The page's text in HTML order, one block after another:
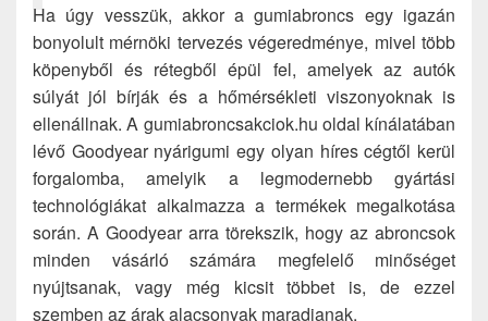
Ha úgy vesszük, akkor a gumiabroncs egy igazán
bonyolult mérnöki tervezés végeredménye, mivel több
köpenyből és rétegből épül fel, amelyek az autók
súlyát jól bírják és a hőmérsékleti viszonyoknak is
ellenállnak. A gumiabroncsakciok.hu oldal kínálatában
lévő Goodyear nyárigumi egy olyan híres cégtől kerül
forgalomba, amelyik a legmodernebb gyártási
technológiákat alkalmazza a termékek megalkotása
során. A Goodyear arra törekszik, hogy az abroncsok
minden vásárló számára megfelelő minőséget
nyújtsanak, vagy még kicsit többet is, de ezzel
szemben az árak alacsonyak maradjanak.